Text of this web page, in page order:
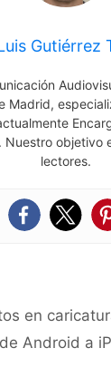
Gutiérrez
Madrid,
Nuestro objetivo
lectores.
en
Android a